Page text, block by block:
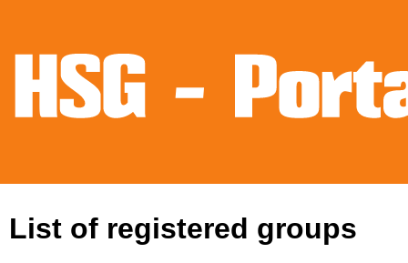
List of registered groups